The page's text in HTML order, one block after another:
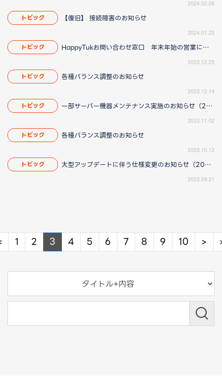
2024.02.06
トピック 【復旧】 接続障害のお知らせ
2024.01.23
トピック HappyTukお問い合わせ窓口 年末年始の営業について
2023.12.25
トピック 各種バランス調整のお知らせ
2023.12.14
トピック 一部サーバー機器メンテナンス実施のお知らせ（2023/11/06 11:15更新）
2023.11.02
トピック 各種バランス調整のお知らせ
2023.10.12
トピック 大型アップデートに伴う仕様変更のお知らせ（2023/10/12 17:00更新）
2023.09.21
Previous
1 2 3 4 5 6 7 8 9 10 >